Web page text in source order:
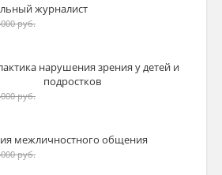
журналист
руб.
нарушения зрения у детей и
подростков
руб.
межличностного общения
руб.